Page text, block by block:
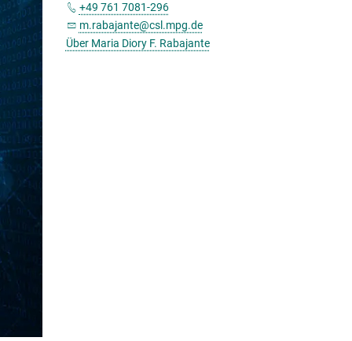
+49 761 7081-296
m.rabajante@csl.mpg.de
Über Maria Diory F. Rabajante